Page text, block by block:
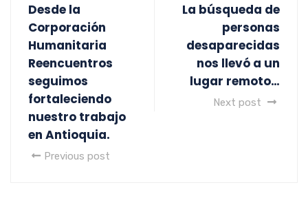
Desde la
Corporación
Humanitaria
Reencuentros
seguimos
fortaleciendo
nuestro trabajo
en Antioquia.
Previous post
La búsqueda de
personas
desaparecidas
nos llevó a un
lugar remoto…
Next post